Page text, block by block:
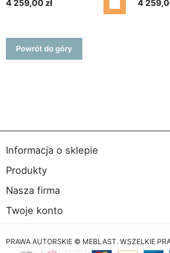
4 259,00 zł 4
Powrót do góry
Informacja o sklepie
Produkty
Nasza firma
Twoje konto
PRAWA AUTORSKIE © MEBLAST. WSZELKIE